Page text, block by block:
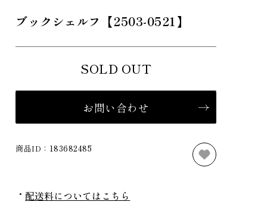
ブックシェルフ【2503-0521】
SOLD OUT
お問い合わせ
商品ID： 183682485
配送料についてはこちら